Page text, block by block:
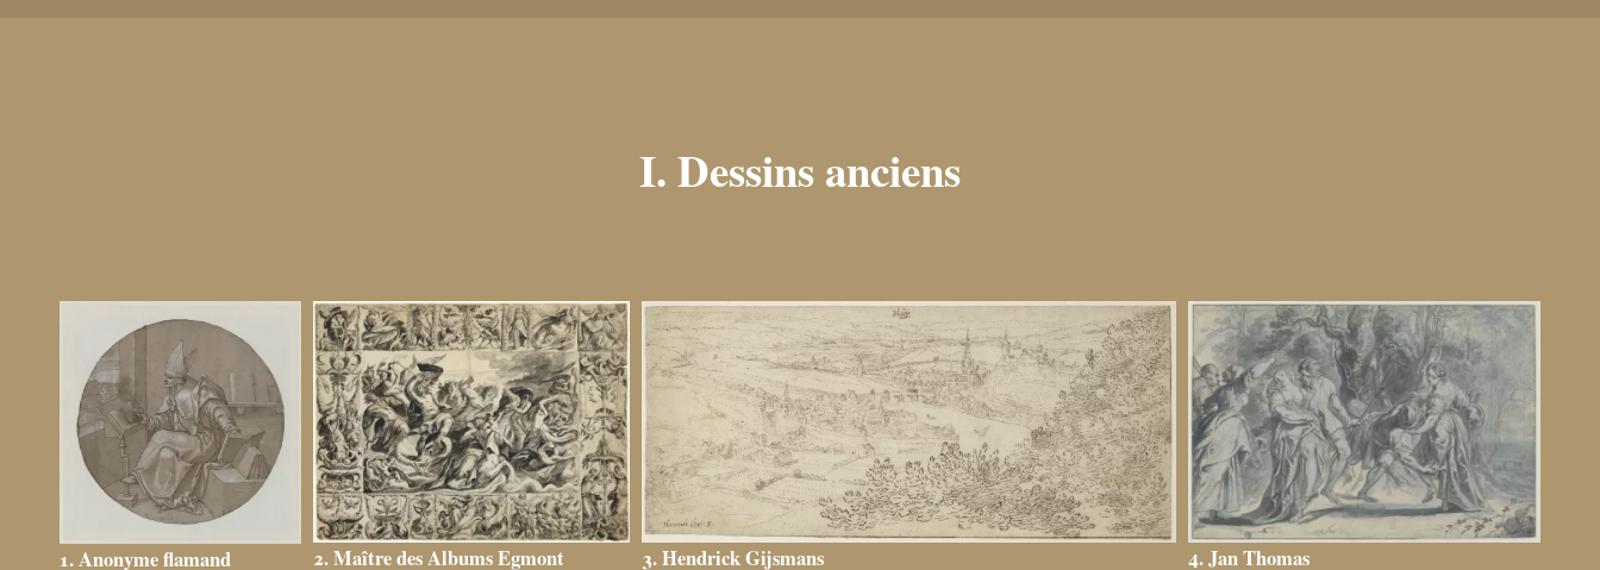
I. Dessins anciens
1. Anonyme flamand 2. Maître des Albums Egmont 3. Hendrick Gijsmans 4. Jan Thomas